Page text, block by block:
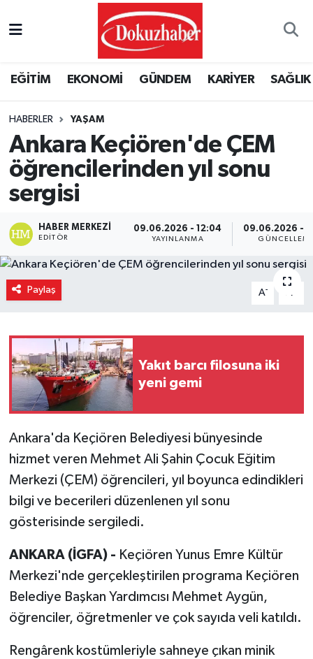
EĞİTİM EKONOMİ GÜNDEM KARİYER SAĞLIK
HABERLER YAŞAM
Ankara Keçiören'de ÇEM
öğrencilerinden yıl sonu
sergisi
HABER MERKEZI
EDITÖR
09.06.2026 - 12:04
YAYINLANMA
09.06.2026 -
Paylaş A- A
Yakıt barcı filosuna iki
yeni gemi
Ankara'da Keçiören Belediyesi bünyesinde
hizmet veren Mehmet Ali Şahin Çocuk Eğitim
Merkezi (ÇEM) öğrencileri, yıl boyunca edindikleri
bilgi ve becerileri düzenlenen yıl sonu
gösterisinde sergiledi.
ANKARA (İGFA) - Keçiören Yunus Emre Kültür
Merkezi'nde gerçekleştirilen programa Keçiören
Belediye Başkan Yardımcısı Mehmet Aygün,
öğrenciler, öğretmenler ve çok sayıda veli katıldı.
Rengârenk kostümleriyle sahneye çıkan minik
Puan Durumu ve Fikstür
Tüm Manşetler
Son Dakika Haberleri
Haber Arşivi